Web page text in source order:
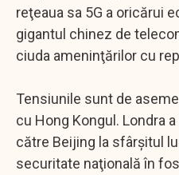
reţeaua sa 5G a oricărui
gigantul chinez de
ciuda ameninţărilor cu
Tensiunile sunt de
cu Hong Kongul. Londra
către Beijing la sfârşitul
securitate naţională în